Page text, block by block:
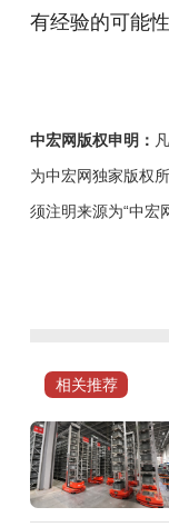
有经验的可能性
中宏网版权申明：
为中宏网独家版权
须注明来源为“中宏
统
大
市
场，
是
相关推荐